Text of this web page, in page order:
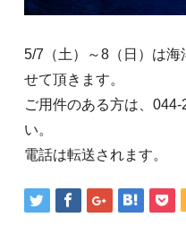
5/7（土）～8（日）は海
せて頂きます。
ご用件のある方は、
い。
電話は転送されます。